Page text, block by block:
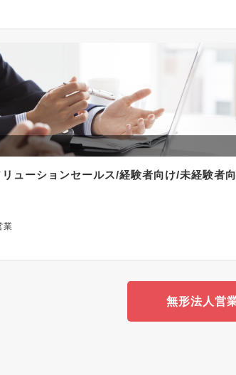
リューションセールス/経験者向け/未経験者向
業
無形法人営